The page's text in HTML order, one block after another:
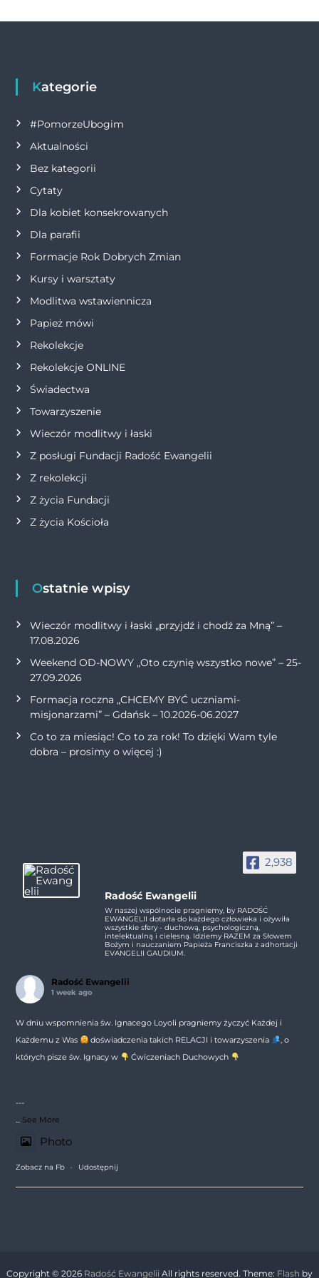
k
w
g
a
c
j
a
w
p
i
s
u
Kategorie
#PomorzeUbogim
Aktualności
Bez kategorii
Cytaty
Dla kobiet konsekrowanych
Dla parafii
Formacje Rok Dobrych Zmian
Kursy i warsztaty
Modlitwa wstawiennicza
Papież mówi
Rekolekcje
Rekolekcje ONLINE
Świadectwa
Towarzyszenie
Wieczór modlitwy i łaski
Z posługi Fundacji Radość Ewangelii
Z rekolekcji
Z życia Fundacji
Z życia Kościoła
Ostatnie wpisy
Wieczór modlitwy i łaski „przyjdź i chodź za Mną” –
17.08.2026
Weekend OD-NOWY „Oto czynię wszystko nowe” – 25-
27.09.2026
Formacja roczna „CHCEMY BYĆ uczniami-
misjonarzami” – Gdańsk – 10.2026-06.2027
Co to za miesiąc! Co to za rok! To dzięki Wam tyle
dobra – prosimy o więcej :)
2,938
Radość Ewangelii
W naszej wspólnocie pragniemy, by RADOŚĆ
EWANGELII dotarła do każdego człowieka i ożywiła
wszystkie sfery - duchową, psychologiczną,
intelektualną i cielesną. Idziemy RAZEM za Słowem
Bożym i nauczaniem Papieża Franciszka z adhortacji
EVANGELII GAUDIUM.
Radość Ewangelii
1 week ago
W dniu wspomnienia św. Ignacego Loyoli pragniemy życzyć Każdej i
Każdemu z Was
doświadczenia takich RELACJI i towarzyszenia
, o
których pisze św. Ignacy w
Ćwiczeniach Duchowych
---
See More
Photo
Zobacz na Fb · Udostępnij
Copyright © 2026 Radość Ewangelii All rights reserved. Theme: Flash by